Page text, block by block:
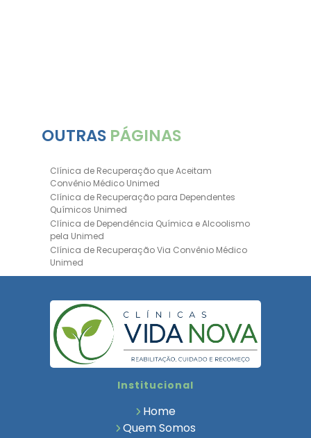
OUTRAS PÁGINAS
Clínica de Recuperação que Aceitam
Convênio Médico Unimed
Clínica de Recuperação para Dependentes
Químicos Unimed
Clínica de Dependência Química e Alcoolismo
pela Unimed
Clínica de Recuperação Via Convênio Médico
Unimed
Clínica de Recuperação Convênio Bradesco
Bradesco Saúde
Hospital Psiquiátrico para Dependentes
Químicos Unimed
Internação Unimed para Dependentes
Químicos
Bradesco Saúde
Clinica de Recuperação de Dependentes
Institucional
Home
Quem Somos